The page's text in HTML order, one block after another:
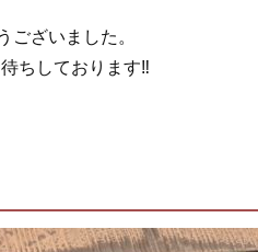
ございました。
ちしております‼︎